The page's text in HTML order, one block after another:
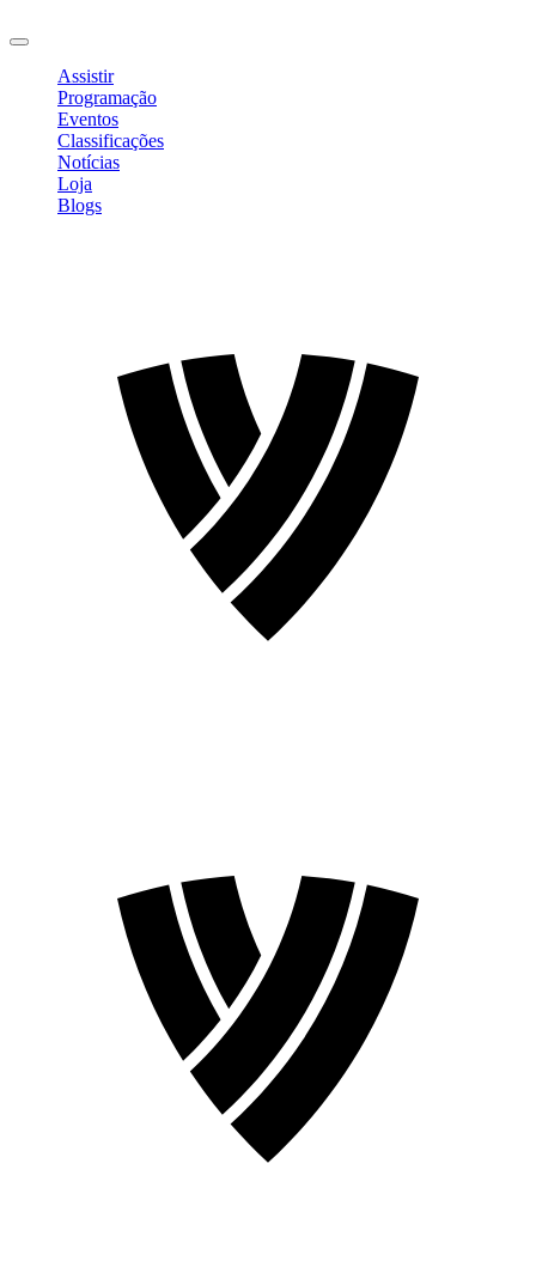
Assistir
Programação
Eventos
Classificações
Notícias
Loja
Blogs